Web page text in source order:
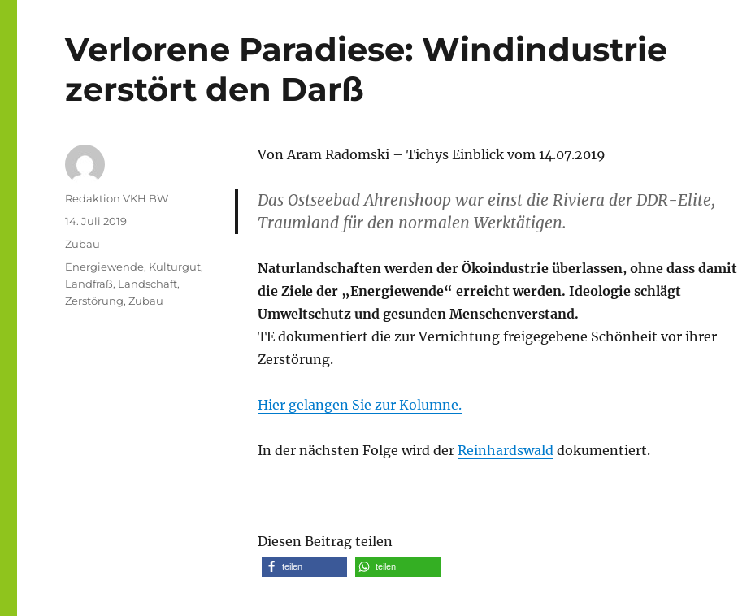
Verlorene Paradiese: Windindustrie
zerstört den Darß
Von Aram Radomski – Tichys Einblick vom 14.07.2019
Das Ostseebad Ahrenshoop war einst die Riviera der DDR-Elite,
Traumland für den normalen Werktätigen.
Naturlandschaften werden der Ökoindustrie überlassen, ohne dass damit
die Ziele der „Energiewende“ erreicht werden. Ideologie schlägt
Umweltschutz und gesunden Menschenverstand.
TE dokumentiert die zur Vernichtung freigegebene Schönheit vor ihrer
Zerstörung.
Hier gelangen Sie zur Kolumne.
In der nächsten Folge wird der Reinhardswald dokumentiert.
Diesen Beitrag teilen
teilen teilen
Autor
Redaktion VKH BW
Veröffentlicht
am
14. Juli 2019
Kategorien
Zubau
Schlagwörter
Energiewende, Kulturgut,
Landfraß, Landschaft,
Zerstörung,Zubau